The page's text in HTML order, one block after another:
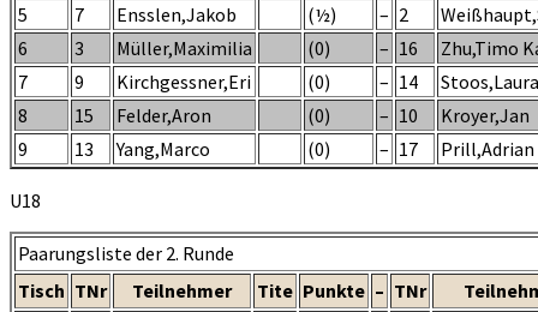
5
7 Ensslen,Jakob (½) – 2
6
3 Müller,Maximilia (0) – 16
Zhu,Timo
7
9 Kirchgessner,Eri (0) – 14
8
15 Felder,Aron (0) – 10
Kroyer,Jan
9
13 Yang,Marco (0) – 17 Prill,Adrian
U18
Paarungsliste der 2. Runde
Tisch TNr Teilnehmer Tite Punkte – TNr